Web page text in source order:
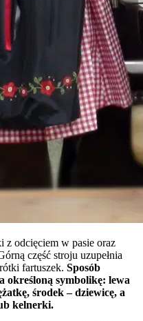
odcięciem w pasie oraz
część stroju uzupełnia
fartuszek. Sposób
określoną symbolikę: lewa
środek – dziewicę, a
kelnerki.